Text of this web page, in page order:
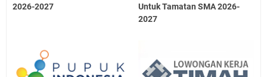
2026-2027
Untuk Tamatan SMA 2026-
2027